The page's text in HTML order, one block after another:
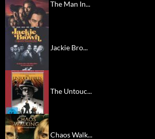
The Man In...
Jackie Bro...
The Untouc...
Chaos Walk...